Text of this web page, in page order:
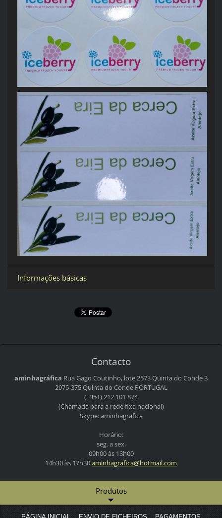
Informações básicas
Contacto
aminhagráfica Rua Gago Coutinho, lote 2573Quinta do Conde 3
2975-375 Quinta do CondePORTUGAL
(+351) 212 101 874
(Chamada para a rede fixa nacional)
Skype: aminhagrafica
Horário:
seg. a sex.
09h00 às 13h00
14h30 às 17h30aminhagrafica@hotmail.com
Produtos